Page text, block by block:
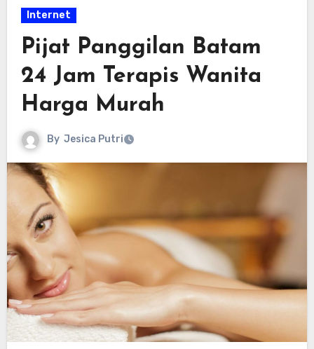
Internet
Pijat Panggilan Batam
24 Jam Terapis Wanita
Harga Murah
By Jesica Putri